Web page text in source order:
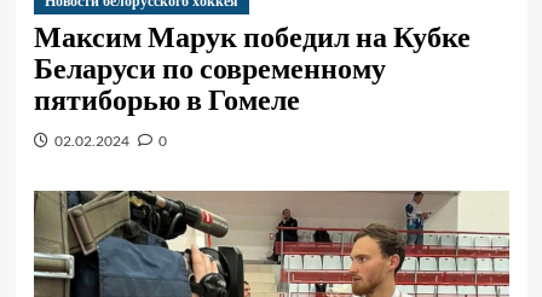
Максим Марук победил на Кубке
Беларуси по современному
пятиборью в Гомеле
02.02.2024 0